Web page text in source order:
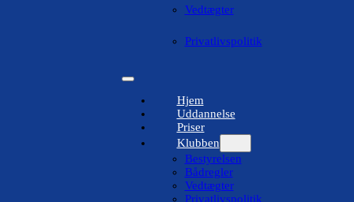
Vedtægter
Privatlivspolitik
Hjem
Uddannelse
Priser
Klubben
Bestyrelsen
Bådregler
Vedtægter
Privatlivspolitik